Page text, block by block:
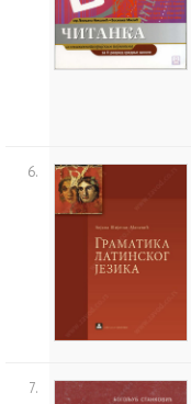
6.
7.